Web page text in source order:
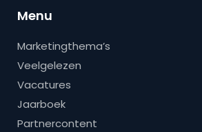
Menu
Marketingthema’s
Veelgelezen
Vacatures
Jaarboek
Partnercontent